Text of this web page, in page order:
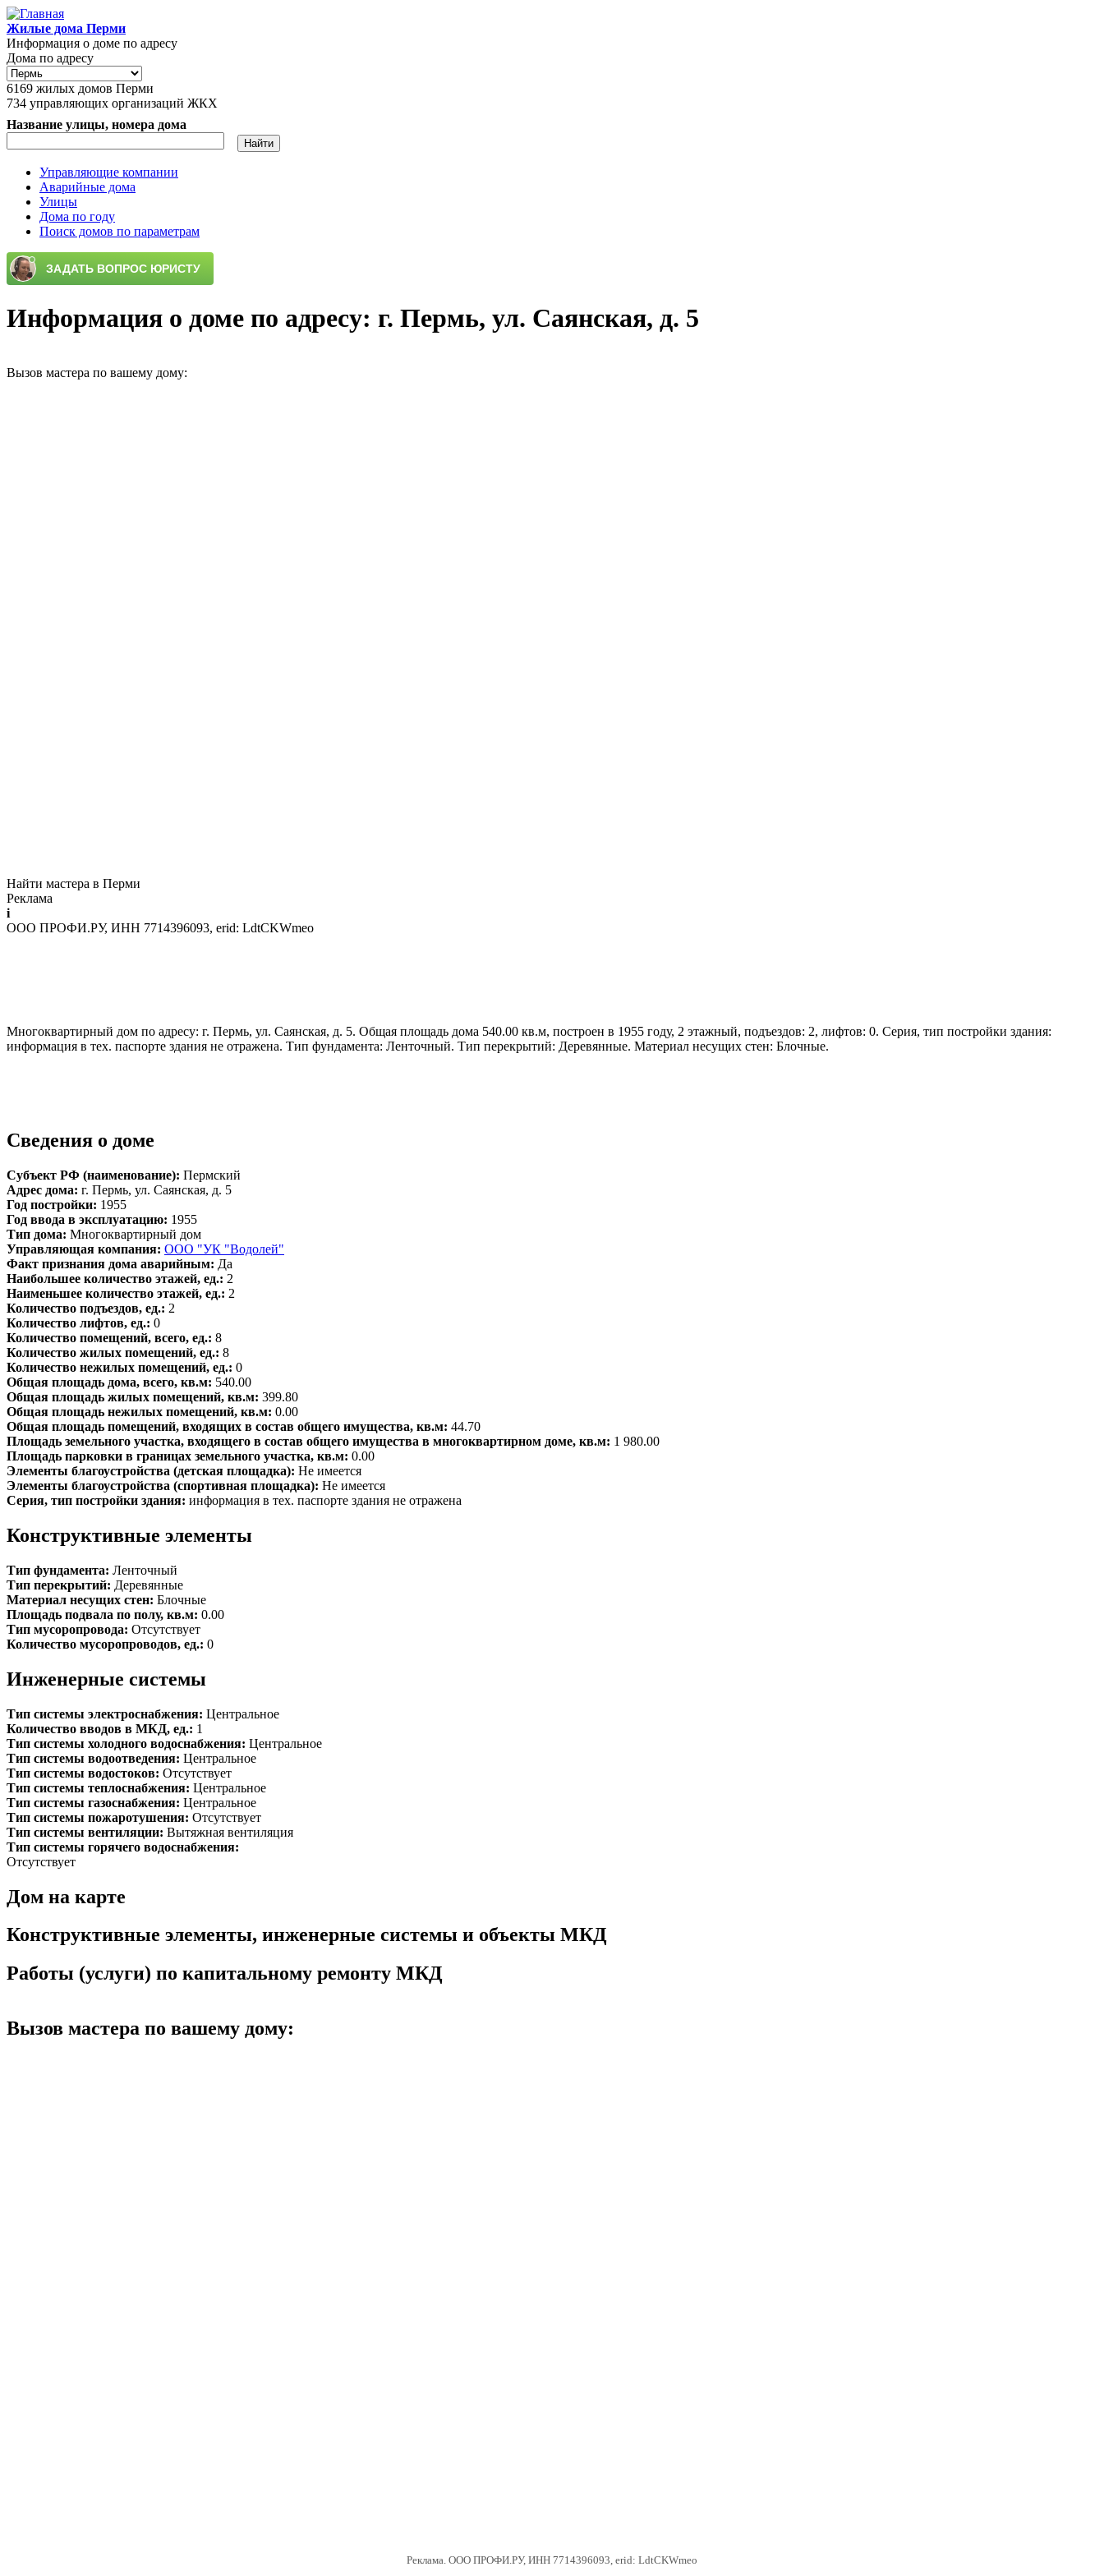
Перейти к основному содержанию
Жилые дома Перми
Информация о доме по адресу
Дома по адресу
6169 жилых домов Перми
734 управляющих организаций ЖКХ
Название улицы, номера дома
Главное меню
Управляющие компании
Аварийные дома
Улицы
Дома по году
Поиск домов по параметрам
Информация о доме по адресу: г. Пермь, ул. Саянская, д. 5
Вызов мастера по вашему дому:
Найти мастера в Перми
Реклама
i
ООО ПРОФИ.РУ, ИНН 7714396093, erid: LdtCKWmeo
Многоквартирный дом по адресу: г. Пермь, ул. Саянская, д. 5. Общая площадь дома 540.00 кв.м, построен в 1955 году, 2 этажный, подъездов: 2, лифтов: 0. Серия, тип постройки здания:
информация в тех. паспорте здания не отражена. Тип фундамента: Ленточный. Тип перекрытий: Деревянные. Материал несущих стен: Блочные.
Сведения о доме
Субъект РФ (наименование): Пермский
Адрес дома: г. Пермь, ул. Саянская, д. 5
Год постройки: 1955
Год ввода в эксплуатацию: 1955
Тип дома: Многоквартирный дом
Управляющая компания: ООО "УК "Водолей"
Факт признания дома аварийным: Да
Наибольшее количество этажей, ед.: 2
Наименьшее количество этажей, ед.: 2
Количество подъездов, ед.: 2
Количество лифтов, ед.: 0
Количество помещений, всего, ед.: 8
Количество жилых помещений, ед.: 8
Количество нежилых помещений, ед.: 0
Общая площадь дома, всего, кв.м: 540.00
Общая площадь жилых помещений, кв.м: 399.80
Общая площадь нежилых помещений, кв.м: 0.00
Общая площадь помещений, входящих в состав общего имущества, кв.м: 44.70
Площадь земельного участка, входящего в состав общего имущества в многоквартирном доме, кв.м: 1 980.00
Площадь парковки в границах земельного участка, кв.м: 0.00
Элементы благоустройства (детская площадка): Не имеется
Элементы благоустройства (спортивная площадка): Не имеется
Серия, тип постройки здания: информация в тех. паспорте здания не отражена
Конструктивные элементы
Тип фундамента: Ленточный
Тип перекрытий: Деревянные
Материал несущих стен: Блочные
Площадь подвала по полу, кв.м: 0.00
Тип мусоропровода: Отсутствует
Количество мусоропроводов, ед.: 0
Инженерные системы
Тип системы электроснабжения: Центральное
Количество вводов в МКД, ед.: 1
Тип системы холодного водоснабжения: Центральное
Тип системы водоотведения: Центральное
Тип системы водостоков: Отсутствует
Тип системы теплоснабжения: Центральное
Тип системы газоснабжения: Центральное
Тип системы пожаротушения: Отсутствует
Тип системы вентиляции: Вытяжная вентиляция
Тип системы горячего водоснабжения:
Отсутствует
Дом на карте
Конструктивные элементы, инженерные системы и объекты МКД
Работы (услуги) по капитальному ремонту МКД
Вызов мастера по вашему дому:
Реклама. ООО ПРОФИ.РУ, ИНН 7714396093, erid: LdtCKWmeo